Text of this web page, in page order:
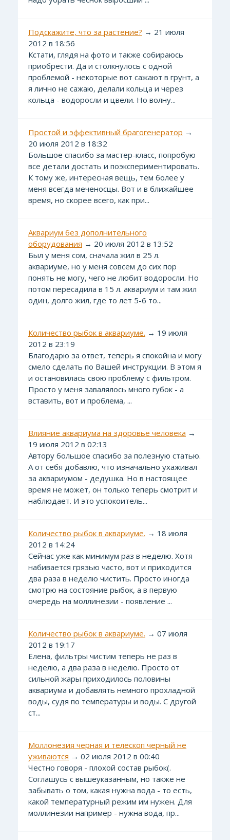
Подскажите, что за растение? → 21 июля
2012 в 18:56
Кстати, глядя на фото и также собираюсь
приобрести. Да и столкнулось с одной
проблемой - некоторые вот сажают в грунт, а
я лично не сажаю, делали кольца и через
кольца - водоросли и цвели. Но волну...
Простой и эффективный брагогенератор →
20 июля 2012 в 18:32
Большое спасибо за мастер-класс, попробую
все детали достать и поэкспериментировать.
К тому же, интересная вещь, тем более у
меня всегда меченосцы. Вот и в ближайшее
время, но скорее всего, как при...
Аквариум без дополнительного
оборудования → 20 июля 2012 в 13:52
Был у меня сом, сначала жил в 25 л.
аквариуме, но у меня совсем до сих пор
понять не могу, чего не любит водоросли. Но
потом пересадила в 15 л. аквариум и там жил
один, долго жил, где то лет 5-6 то...
Количество рыбок в аквариуме. → 19 июля
2012 в 23:19
Благодарю за ответ, теперь я спокойна и могу
смело сделать по Вашей инструкции. В этом я
и остановилась свою проблему с фильтром.
Просто у меня завалялось много губок - а
вставить, вот и проблема, ...
Влияние аквариума на здоровье человека →
19 июля 2012 в 02:13
Автору большое спасибо за полезную статью.
А от себя добавлю, что изначально ухаживал
за аквариумом - дедушка. Но в настоящее
время не может, он только теперь смотрит и
наблюдает. И это успокоитель...
Количество рыбок в аквариуме. → 18 июля
2012 в 14:24
Сейчас уже как минимум раз в неделю. Хотя
набивается грязью часто, вот и приходится
два раза в неделю чистить. Просто иногда
смотрю на состояние рыбок, а в первую
очередь на моллинезии - появление ...
Количество рыбок в аквариуме. → 07 июля
2012 в 19:17
Елена, фильтры чистим теперь не раз в
неделю, а два раза в неделю. Просто от
сильной жары приходилось половины
аквариума и добавлять немного прохладной
воды, судя по температуры и воды. С другой
ст...
Моллонезия черная и телескоп черный не
уживаются → 02 июля 2012 в 00:40
Честно говоря - плохой состав рыбок(.
Соглашусь с вышеуказанным, но также не
забывать о том, какая нужна вода - то есть,
какой температурный режим им нужен. Для
моллинезии например - нужна вода, пр...